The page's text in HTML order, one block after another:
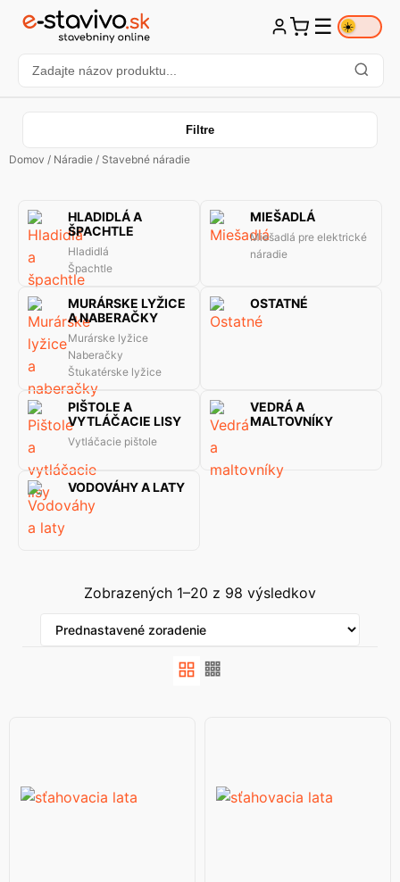
☰ ☀️
Filtre
Domov / Náradie / Stavebné náradie
HLADIDLÁ A
ŠPACHTLE
Hladidlá
Špachtle
MIEŠADLÁ
Miešadlá pre elektrické
náradie
MURÁRSKE LYŽICE
A NABERAČKY
Murárske lyžice
Naberačky
Štukatérske lyžice
OSTATNÉ
PIŠTOLE A
VYTLÁČACIE LISY
Vytláčacie pištole
VEDRÁ A
MALTOVNÍKY
VODOVÁHY A LATY
Zobrazených 1–20 z 98 výsledkov